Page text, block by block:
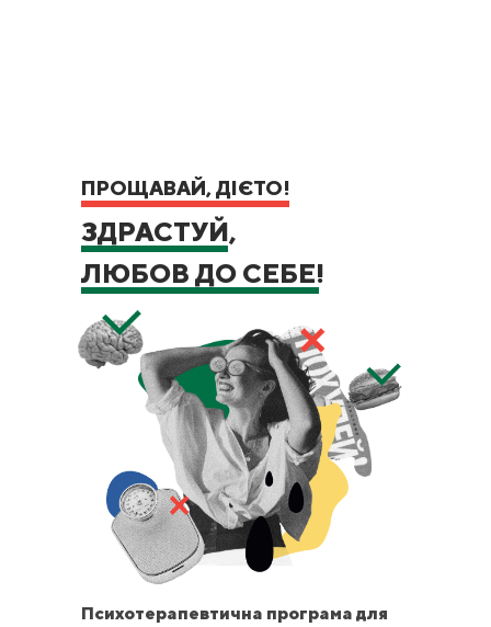
ЗДРАСТУЙ,
ЛЮБОВ ДО СЕБЕ!
Психотерапевтична програма для
ПРОЩАВАЙ, ДІЄТО!